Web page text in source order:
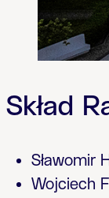
Skład
Sławomir
Wojciech